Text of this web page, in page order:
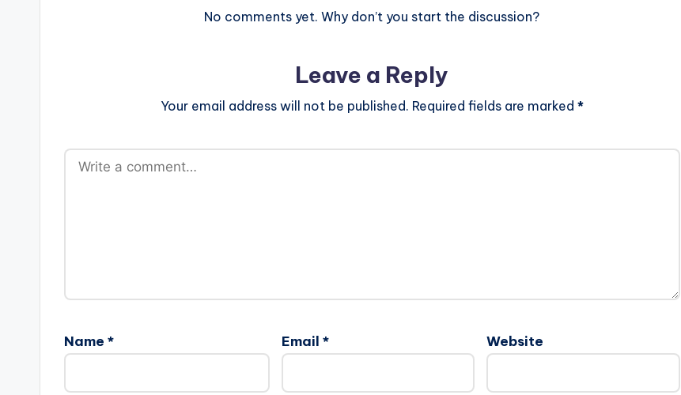
No comments yet. Why don’t you start the discussion?
Leave a Reply
Your email address will not be published. Required fields are marked *
Name * Email * Website